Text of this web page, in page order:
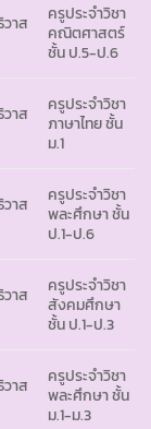
าส
ครูประจำวิชา
คณิตศาสตร์
ชั้น ป.5-ป.6
าส
ครูประจำวิชา
ภาษาไทย ชั้น
ม.1
าส
ครูประจำวิชา
พละศึกษา ชั้น
ป.1-ป.6
าส
ครูประจำวิชา
สังคมศึกษา
ชั้น ป.1-ป.3
าส
ครูประจำวิชา
พละศึกษา ชั้น
ม.1-ม.3